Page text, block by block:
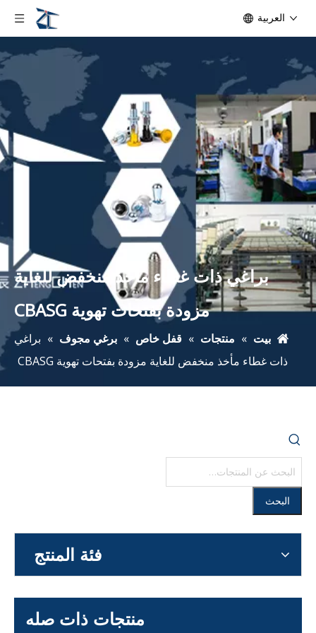
العربية
براغي ذات غطاء مأخذ منخفض للغاية
مزودة بفتحات تهوية CBASG
بيت » منتجات » قفل خاص » برغي مجوف » براغي
ذات غطاء مأخذ منخفض للغاية مزودة بفتحات تهوية CBASG
البحث
فئة المنتج
منتجات ذات صله